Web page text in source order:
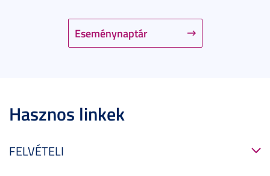
Eseménynaptár
Hasznos linkek
FELVÉTELI